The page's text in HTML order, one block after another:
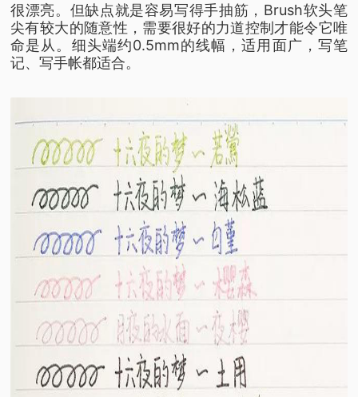
很漂亮。但缺点就是容易写得手抽筋，Brush软头笔
尖有较大的随意性，需要很好的力道控制才能令它唯
命是从。 细头端约0.5mm的线幅，适用面广，写笔
记、写手帐都适合。